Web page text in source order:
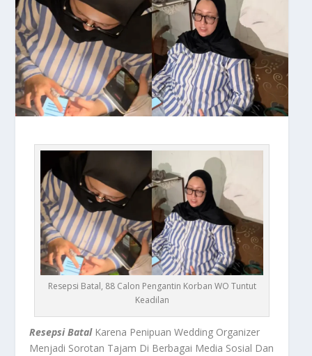
Resepsi Batal, 88 Calon Pengantin Korban WO Tuntut
Keadilan
Resepsi BatalKarena Penipuan Wedding Organizer
Menjadi Sorotan Tajam Di Berbagai Media Sosial Dan